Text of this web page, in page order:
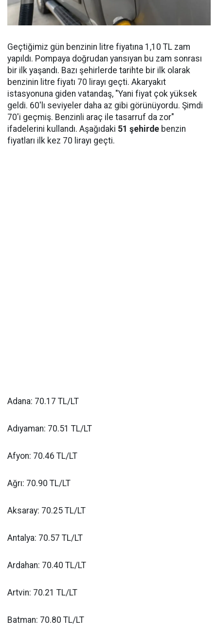
Geçtiğimiz gün benzinin litre fiyatına 1,10 TL zam
yapıldı. Pompaya doğrudan yansıyan bu zam sonrası
bir ilk yaşandı. Bazı şehirlerde tarihte bir ilk olarak
benzinin litre fiyatı 70 lirayı geçti. Akaryakıt
istasyonuna giden vatandaş, "Yani fiyat çok yüksek
geldi. 60'lı seviyeler daha az gibi görünüyordu. Şimdi
70'i geçmiş. Benzinli araç ile tasarruf da zor"
ifadelerini kullandı. Aşağıdaki 51 şehirde benzin
fiyatları ilk kez 70 lirayı geçti.
Adana: 70.17 TL/LT
Adıyaman: 70.51 TL/LT
Afyon: 70.46 TL/LT
Ağrı: 70.90 TL/LT
Aksaray: 70.25 TL/LT
Antalya: 70.57 TL/LT
Ardahan: 70.40 TL/LT
Artvin: 70.21 TL/LT
Batman: 70.80 TL/LT